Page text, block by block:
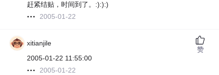
赶紧结贴，时间到了。:):):)
2005-01-22
xitianjile
2005-01-22 11:55:00
2005-01-22
赞